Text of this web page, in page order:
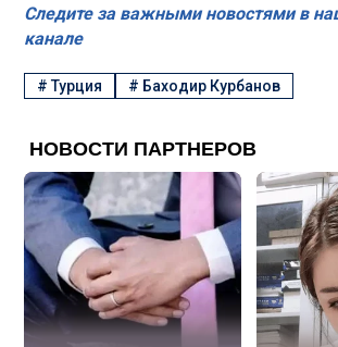
Следите за важными новостями в
канале
#Турция # Баходир Курбанов